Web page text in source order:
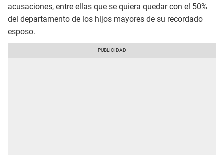
acusaciones, entre ellas que se quiera quedar con el 50%
del departamento de los hijos mayores de su recordado
esposo.